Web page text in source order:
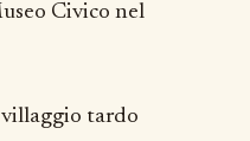
Civico nel
tardo